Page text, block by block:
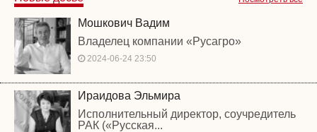
Мошкович Вадим
Владелец компании «Русагро»
2024-06-24 23:50
Ираидова Эльмира
Исполнительный директор, соучредитель
РАК («Русская...